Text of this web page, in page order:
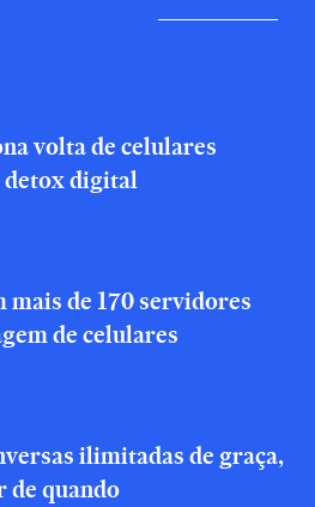
volta de celulares
detox digital
de 170 servidores
de celulares
ilimitadas de graça,
de quando